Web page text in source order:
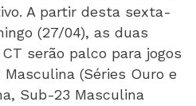
A partir desta sexta-
(27/04), as duas
serão palco para jogos
(Séries Ouro e
Sub-23 Masculina